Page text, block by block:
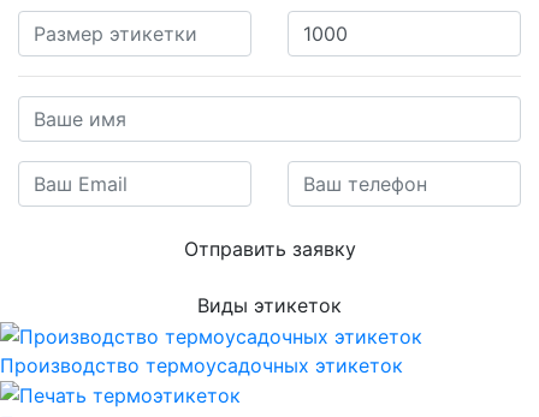
Отправить заявку
Виды этикеток
Производство термоусадочных этикеток